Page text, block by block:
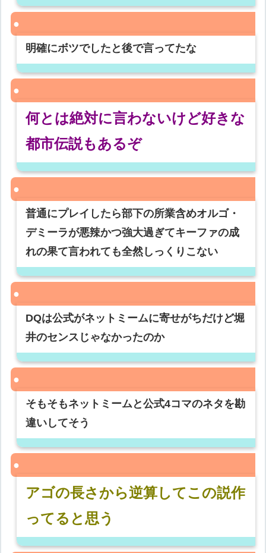
明確にボツでしたと後で言ってたな
何とは絶対に言わないけど好きな
都市伝説もあるぞ
普通にプレイしたら部下の所業含めオルゴ・
デミーラが悪辣かつ強大過ぎてキーファの成
れの果て言われても全然しっくりこない
DQは公式がネットミームに寄せがちだけど堀
井のセンスじゃなかったのか
そもそもネットミームと公式4コマのネタを勘
違いしてそう
アゴの長さから逆算してこの説作
ってると思う